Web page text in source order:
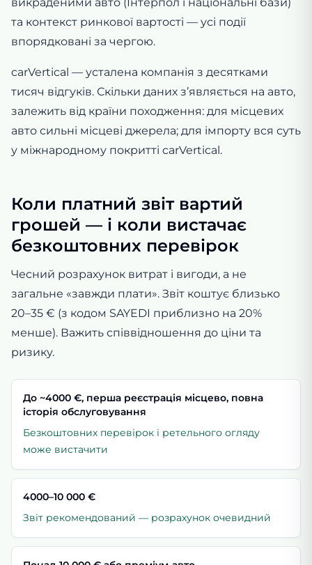
та контекст ринкової вартості — усі події
впорядковані за чергою.
carVertical — усталена компанія з десятками
тисяч відгуків. Скільки даних з’являється на авто,
залежить від країни походження: для місцевих
авто сильні місцеві джерела; для імпорту вся суть
у міжнародному покритті carVertical.
Коли платний звіт вартий
грошей — і коли вистачає
безкоштовних перевірок
Чесний розрахунок витрат і вигоди, а не
загальне «завжди плати». Звіт коштує близько
20–35 € (з кодом SAYEDI приблизно на 20%
менше). Важить співвідношення до ціни та
ризику.
До ~4000 €, перша реєстрація місцево, повна
історія обслуговування
Безкоштовних перевірок і ретельного огляду
може вистачити
4000–10 000 €
Звіт рекомендований — розрахунок очевидний